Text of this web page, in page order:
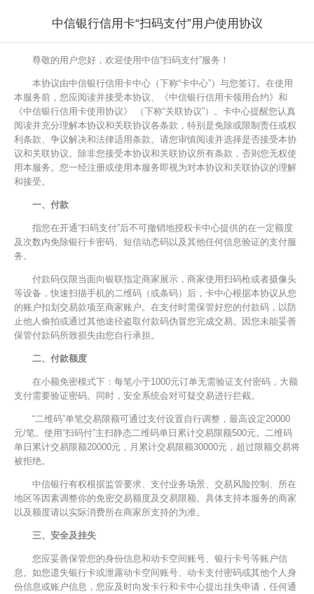
中信银行信用卡“扫码支付”用户使用协议
尊敬的用户您好，欢迎使用中信“扫码支付”服务！
本协议由中信银行信用卡中心（下称“卡中心”）与您签订。在使用
本服务前，您应阅读并接受本协议、《中信银行信用卡领用合约》和
《中信银行信用卡使用协议》 （下称“关联协议”）。卡中心提醒您认真
阅读并充分理解本协议和关联协议各条款，特别是免除或限制责任或权
利条款、争议解决和法律适用条款。请您审慎阅读并选择是否接受本协
议和关联协议。除非您接受本协议和关联协议所有条款，否则您无权使
用本服务。您一经注册或使用本服务即视为对本协议和关联协议的理解
和接受。
一、付款
指您在开通“扫码支付”后不可撤销地授权卡中心提供的在一定额度
及次数内免除银行卡密码、短信动态码以及其他任何信息验证的支付服
务。
付款码仅限当面向银联指定商家展示，商家使用扫码枪或者摄像头
等设备，快速扫描手机的二维码（或条码）后，卡中心根据本协议从您
的账户扣划交易款项至商家账户。在支付时需保管好您的付款码，以防
止他人偷拍或通过其他途径盗取付款码伪冒您完成交易。因您未能妥善
保管付款码所致损失由您自行承担。
二、付款额度
在小额免密模式下：每笔小于1000元订单无需验证支付密码，大额
支付需要验证密码。同时，安全系统会对可疑交易进行拦截。
“二维码”单笔交易限额可通过支付设置自行调整，最高设定20000
元/笔。使用“扫码付”主扫静态二维码单日累计交易限额500元。二维码
单日累计交易限额20000元，月累计交易限额30000元，超过限额交易将
被拒绝。
中信银行有权根据监管要求、支付业务场景、交易风险控制、所在
地区等因素调整你的免密交易额度及交易限额。具体支持本服务的商家
以及额度请以实际消费所在商家所支持的为准。
三、安全及挂失
您应妥善保管您的身份信息和动卡空间账号、银行卡号等账户信
息。如您遗失银行卡或泄露动卡空间账号、动卡支付密码或其他个人身
份信息或账户信息，您应及时向发卡行和卡中心提出挂失申请，任何通